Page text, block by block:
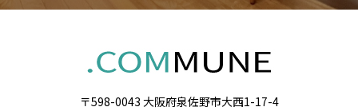
〒598-0043 大阪府泉佐野市大西1-17-4